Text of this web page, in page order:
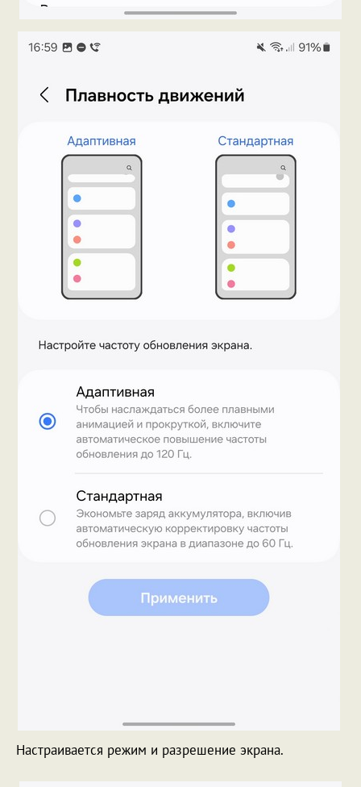
Настраивается режим и разрешение экрана.